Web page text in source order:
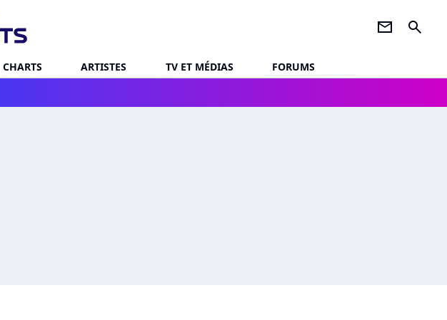
newsletter search
CHARTS ARTISTES TV ET MÉDIAS
FORUMS